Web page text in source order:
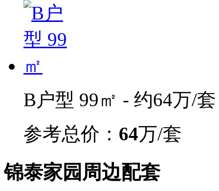
B户型 99㎡ - 约64万/套
参考总价： 64万/套
锦泰家园周边配套